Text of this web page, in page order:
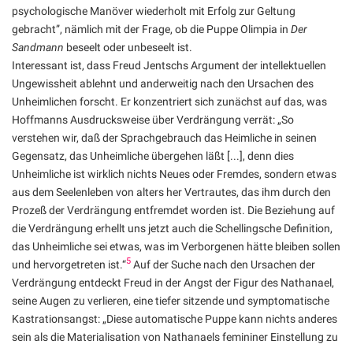
psychologische Manöver wiederholt mit Erfolg zur Geltung
gebracht”, nämlich mit der Frage, ob die Puppe Olimpia in Der
Sandmann beseelt oder unbeseelt ist.
Interessant ist, dass Freud Jentschs Argument der intellektuellen
Ungewissheit ablehnt und anderweitig nach den Ursachen des
Unheimlichen forscht. Er konzentriert sich zunächst auf das, was
Hoffmanns Ausdrucksweise über Verdrängung verrät: „So
verstehen wir, daß der Sprachgebrauch das Heimliche in seinen
Gegensatz, das Unheimliche übergehen läßt [...], denn dies
Unheimliche ist wirklich nichts Neues oder Fremdes, sondern etwas
aus dem Seelenleben von alters her Vertrautes, das ihm durch den
Prozeß der Verdrängung entfremdet worden ist. Die Beziehung auf
die Verdrängung erhellt uns jetzt auch die Schellingsche Definition,
das Unheimliche sei etwas, was im Verborgenen hätte bleiben sollen
und hervorgetreten ist.“5 Auf der Suche nach den Ursachen der
Verdrängung entdeckt Freud in der Angst der Figur des Nathanael,
seine Augen zu verlieren, eine tiefer sitzende und symptomatische
Kastrationsangst: „Diese automatische Puppe kann nichts anderes
sein als die Materialisation von Nathanaels femininer Einstellung zu